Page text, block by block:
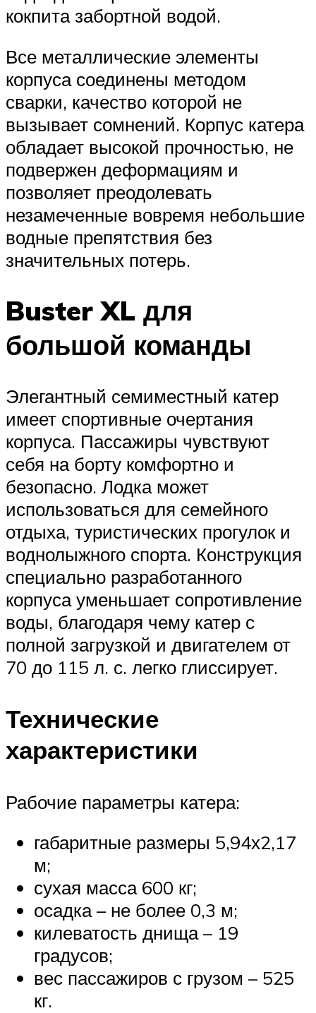
кокпита забортной водой.
Все металлические элементы
корпуса соединены методом
сварки, качество которой не
вызывает сомнений. Корпус катера
обладает высокой прочностью, не
подвержен деформациям и
позволяет преодолевать
незамеченные вовремя небольшие
водные препятствия без
значительных потерь.
Buster XL для
большой команды
Элегантный семиместный катер
имеет спортивные очертания
корпуса. Пассажиры чувствуют
себя на борту комфортно и
безопасно. Лодка может
использоваться для семейного
отдыха, туристических прогулок и
воднолыжного спорта. Конструкция
специально разработанного
корпуса уменьшает сопротивление
воды, благодаря чему катер с
полной загрузкой и двигателем от
70 до 115 л. с. легко глиссирует.
Технические
характеристики
Рабочие параметры катера:
габаритные размеры 5,94х2,17
м;
сухая масса 600 кг;
осадка – не более 0,3 м;
килеватость днища – 19
градусов;
вес пассажиров с грузом – 525
кг.